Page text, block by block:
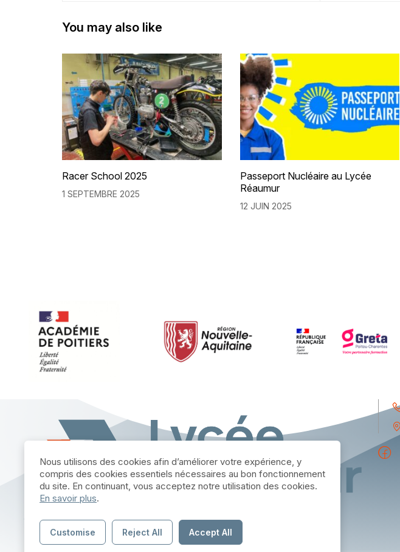
you may also like
Racer School 2025
1 SEPTEMBRE 2025
Passeport Nucléaire au Lycée
Réaumur
12 JUIN 2025
Nous utilisons des cookies afin d’améliorer votre expérience, y
compris des cookies essentiels nécessaires au bon fonctionnement
du site. En continuant, vous acceptez notre utilisation des cookies.
En savoir plus.
Customise Reject All Accept All